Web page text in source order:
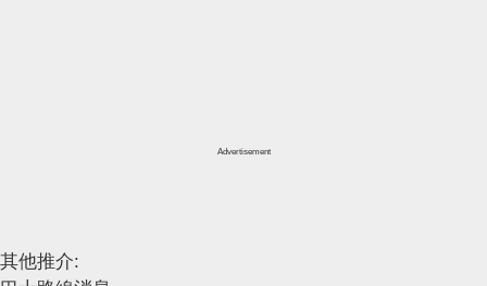
Advertisement
其他推介: